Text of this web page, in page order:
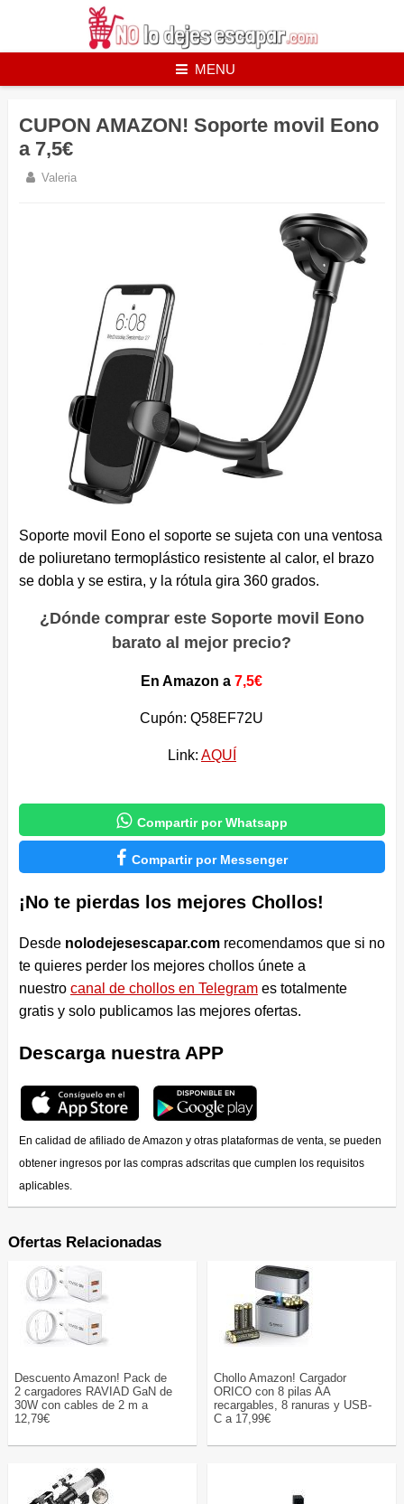
MENU
CUPON AMAZON! Soporte movil Eono
a 7,5€
Valeria
Soporte movil Eono el soporte se sujeta con una ventosa
de poliuretano termoplástico resistente al calor, el brazo
se dobla y se estira, y la rótula gira 360 grados.
¿Dónde comprar este Soporte movil Eono
barato al mejor precio?
En Amazon a7,5€
Cupón: Q58EF72U
Link: AQUÍ
 Compartir por Whatsapp
 Compartir por Messenger
¡No te pierdas los mejores Chollos!
Desde nolodejesescapar.comrecomendamos que si no
te quieres perder los mejores chollos únete a
nuestro canal de chollos en Telegrames totalmente
gratis y solo publicamos las mejores ofertas.
Descarga nuestra APP
En calidad de afiliado de Amazon y otras plataformas de venta, se pueden
obtener ingresos por las compras adscritas que cumplen los requisitos
aplicables.
Ofertas Relacionadas
Descuento Amazon! Pack de
2 cargadores RAVIAD GaN de
30W con cables de 2 m a
12,79€
Chollo Amazon! Cargador
ORICO con 8 pilas AA
recargables, 8 ranuras y USB-
C a 17,99€